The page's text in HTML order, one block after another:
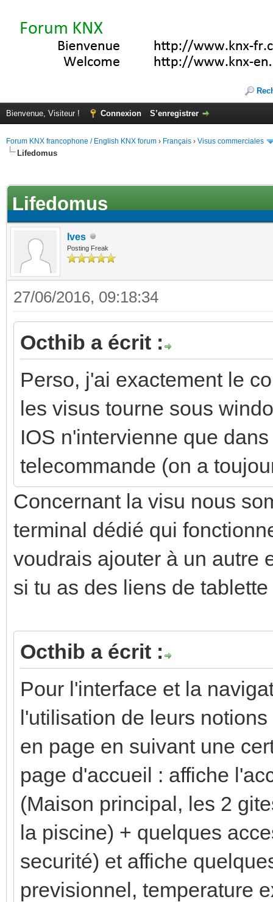
Bienvenue, Visiteur ! Connexion S’enregistrer
Forum KNX francophone / English KNX forum › Français › Visus commerciales
Lifedomus
Lifedomus
Ives
Posting Freak
27/06/2016, 09:18:34
Octhib a écrit :
Perso, j'ai exactement le
les visus tourne sous
IOS n'intervienne que
telecommande (on a
Concernant la visu nous
terminal dédié qui
voudrais ajouter à un autre
si tu as des liens de
Octhib a écrit :
Pour l'interface et la
l'utilisation de leurs
en page en suivant une
page d'accueil : affiche
(Maison principal, les 2
la piscine) + quelques
securité) et affiche
previsionnel, temperature